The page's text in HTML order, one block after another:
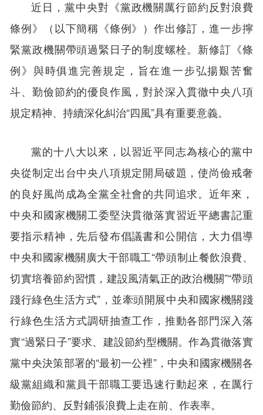
近日，黨中央對《黨政機關厲行節約反對浪費
條例》（以下簡稱《條例》）作出修訂，進一步擰
緊黨政機關帶頭過緊日子的制度螺栓。新修訂《條
例》與時俱進完善規定，旨在進一步弘揚艱苦奮
斗、勤儉節約的優良作風，對於深入貫徹中央八項
規定精神、持續深化糾治“四風”具有重要意義。
黨的十八大以來，以習近平同志為核心的黨中
央從制定出台中央八項規定開局破題，使尚儉戒奢
的良好風尚成為全黨全社會的共同追求。近年來，
中央和國家機關工委堅決貫徹落實習近平總書記重
要指示精神，先后發布倡議書和公開信，大力倡導
中央和國家機關廣大干部職工“帶頭制止餐飲浪費、
切實培養節約習慣，建設風清氣正的政治機關”“帶頭
踐行綠色生活方式”，並牽頭開展中央和國家機關踐
行綠色生活方式調研抽查工作，推動各部門深入落
實“過緊日子”要求、建設節約型機關。作為貫徹落實
黨中央決策部署的“最初一公裡”，中央和國家機關各
級黨組織和黨員干部職工要迅速行動起來，在厲行
勤儉節約、反對鋪張浪費上走在前、作表率。